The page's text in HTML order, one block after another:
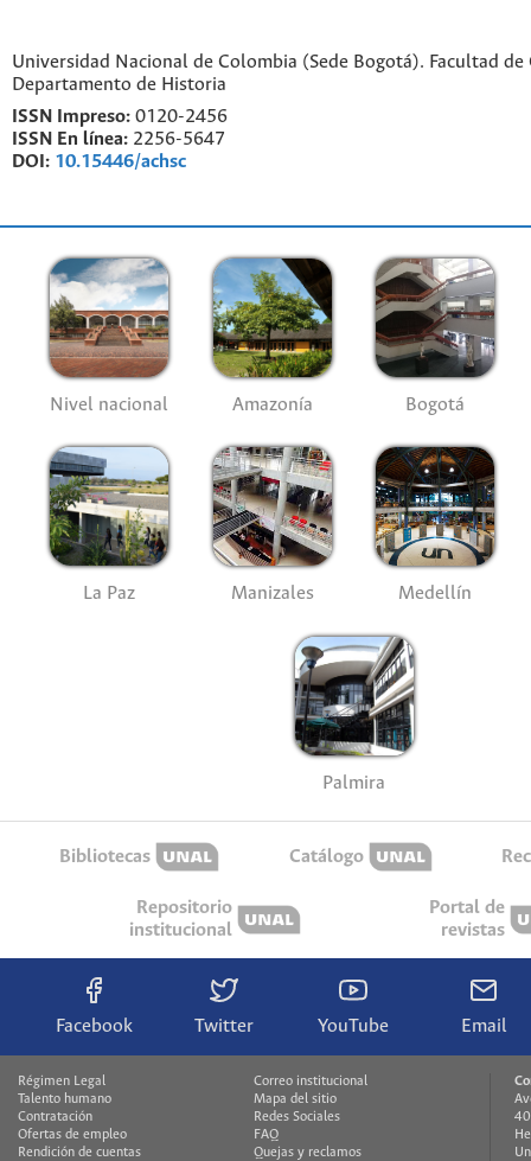
Universidad Nacional de Colombia (Sede Bogotá). Facultad de
Departamento de Historia
ISSN Impreso: 0120-2456
ISSN En línea: 2256-5647
DOI: 10.15446/achsc
Nivel nacional Amazonía Bogotá
La Paz Manizales Medellín
Palmira
Bibliotecas Catálogo
Repositorio
institucional
Portal de
revistas
Facebook Twitter YouTube Email
Régimen Legal
Talento humano
Contratación
Ofertas de empleo
Rendición de cuentas
Correo institucional
Mapa del sitio
Redes Sociales
FAQ
Quejas y reclamos